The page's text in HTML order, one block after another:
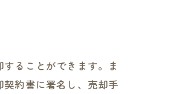
ることができます。ま
約書に署名し、売却手